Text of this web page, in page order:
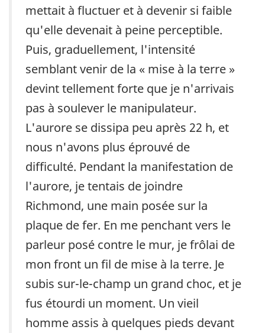
mettait à fluctuer et à devenir si faible
qu'elle devenait à peine perceptible.
Puis, graduellement, l'intensité
semblant venir de la « mise à la terre »
devint tellement forte que je n'arrivais
pas à soulever le manipulateur.
L'aurore se dissipa peu après 22 h, et
nous n'avons plus éprouvé de
difficulté. Pendant la manifestation de
l'aurore, je tentais de joindre
Richmond, une main posée sur la
plaque de fer. En me penchant vers le
parleur posé contre le mur, je frôlai de
mon front un fil de mise à la terre. Je
subis sur-le-champ un grand choc, et je
fus étourdi un moment. Un vieil
homme assis à quelques pieds devant